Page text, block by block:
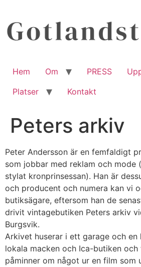
innehåll
Hem Om PRESS
Platser
Kontakt
Peters arkiv
Peter Andersson är en femfaldigt
som jobbar med reklam och mode
stylat kronprinsessan). Han är
och producent och numera kan vi
butiksägare, eftersom han de
drivit vintagebutiken Peters arkiv
Burgsvik.
Arkivet huserar i ett garage och en
lokala macken och Ica-butiken
påminner om något ur en film som